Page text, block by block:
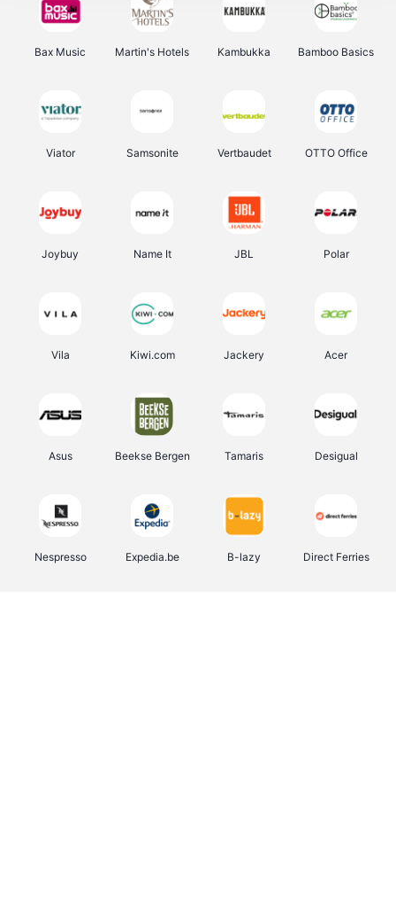
Bax Music Martin's Hotels Kambukka Bamboo Basics
Viator Samsonite Vertbaudet OTTO Office
Joybuy Name It JBL Polar
Vila Kiwi.com Jackery Acer
Asus Beekse Bergen Tamaris Desigual
Nespresso Expedia.be B-lazy Direct Ferries